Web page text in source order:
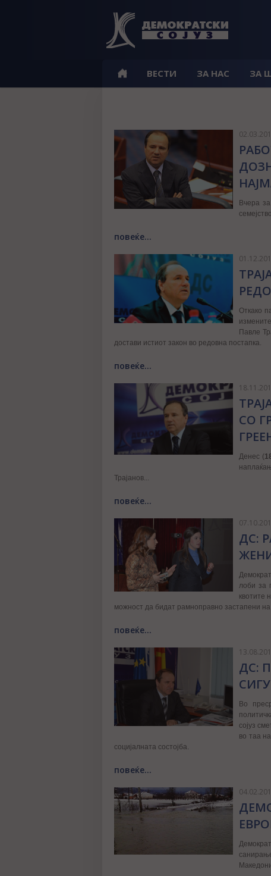
ВЕСТИ ЗА НАС ЗА
Вчера
повеќе...
Откако
Павле
достави истиот закон во редовна постапка.
повеќе...
СО
Денес (
Трајанов...
повеќе...
ДС:
лоби за
квотите
можност да бидат рамноправно застапени
повеќе...
ДС:
Во
сојуз
во таа
социјалната состојба.
повеќе...